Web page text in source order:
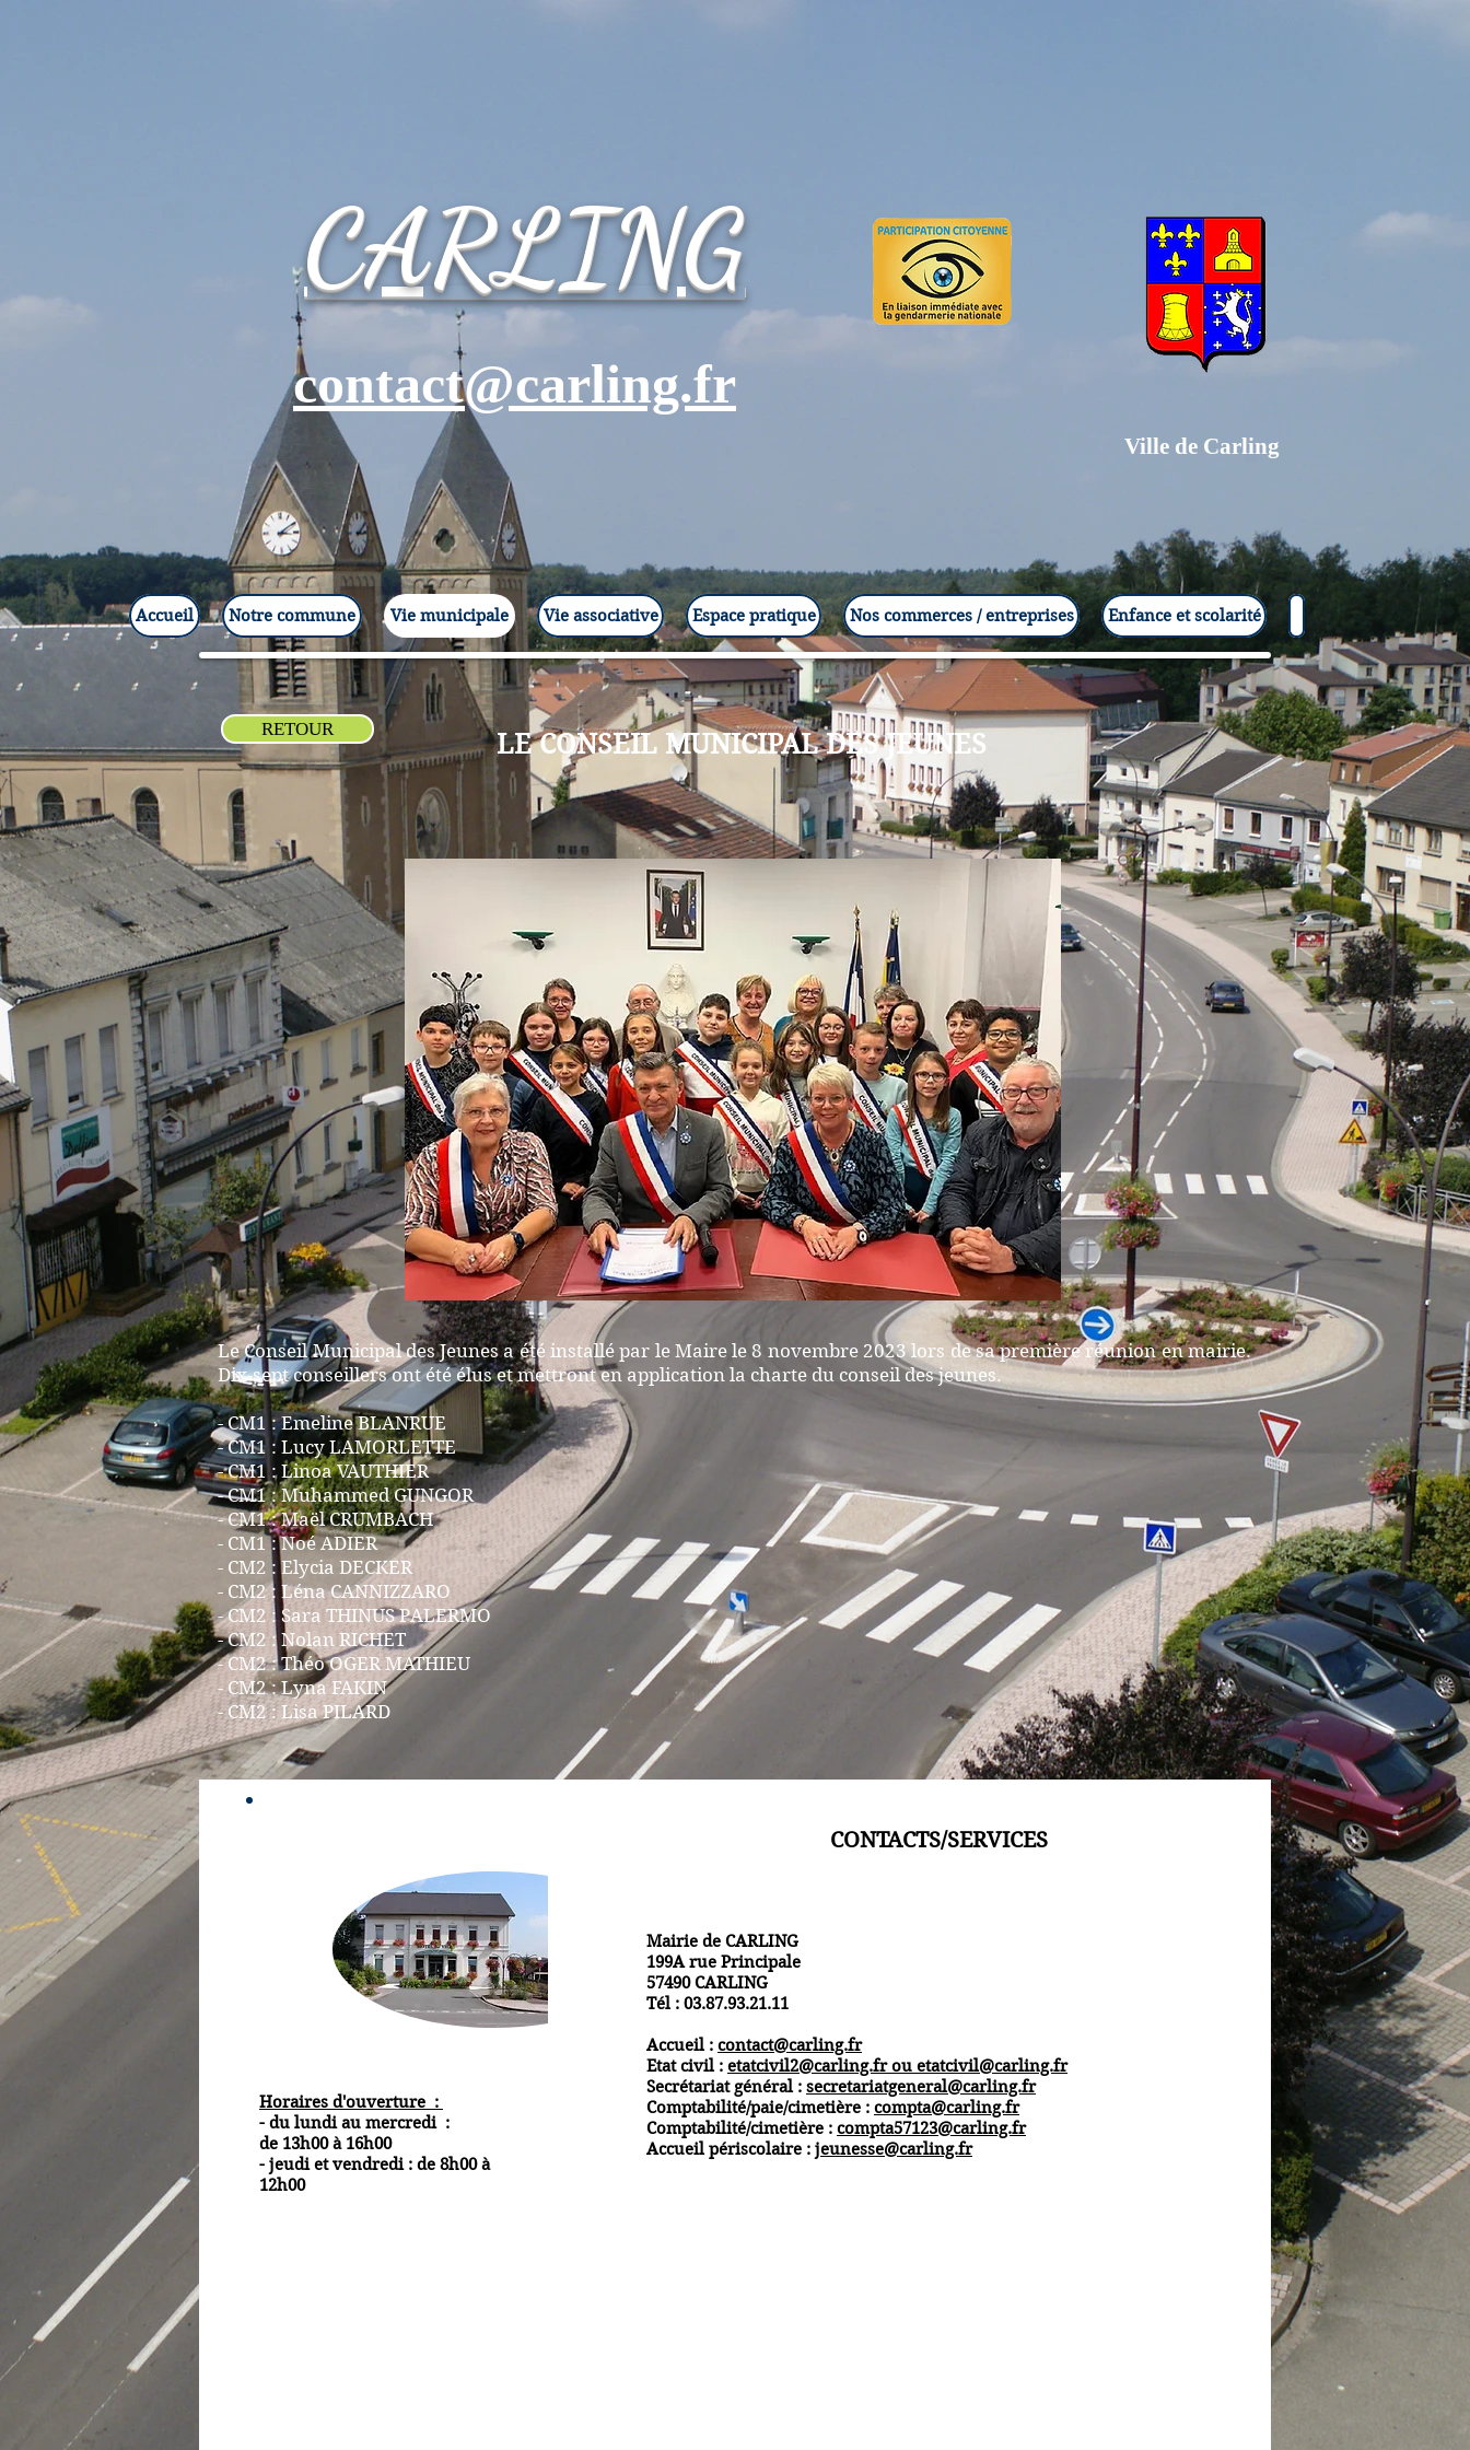
CARLING
contact@carling.fr
Ville de Carling
Accueil Notre commune Vie municipale Vie associative Espace pratique Nos commerces / entreprises Enfance et scolarité
RETOUR LE CONSEIL MUNICIPAL DES JEUNES
Le Conseil Municipal des Jeunes a été installé par le Maire le 8 novembre 2023 lors de sa première réunion en mairie.
Dix-sept conseillers ont été élus et mettront en application la charte du conseil des jeunes.
- CM1 : Emeline BLANRUE
- CM1 : Lucy LAMORLETTE
- CM1 : Linoa VAUTHIER
- CM1 : Muhammed GUNGOR
- CM1 : Maël CRUMBACH
- CM1 : Noé ADIER
- CM2 : Elycia DECKER
- CM2 : Léna CANNIZZARO
- CM2 : Sara THINUS PALERMO
- CM2 : Nolan RICHET
- CM2 : Théo OGER MATHIEU
- CM2 : Lyna FAKIN
- CM2 : Lisa PILARD
Horaires d'ouverture :
- du lundi au mercredi :
de 13h00 à 16h00
- jeudi et vendredi : de 8h00 à
12h00
CONTACTS/SERVICES
Mairie de CARLING
199A rue Principale
57490 CARLING
Tél : 03.87.93.21.11
Accueil : contact@carling.fr
Etat civil : etatcivil2@carling.fr ou etatcivil@carling.fr
Secrétariat général : secretariatgeneral@carling.fr
Comptabilité/paie/cimetière : compta@carling.fr
Comptabilité/cimetière : compta57123@carling.fr
Accueil périscolaire : jeunesse@carling.fr